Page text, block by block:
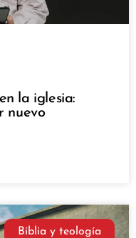
la iglesia:
nuevo
Biblia y teología